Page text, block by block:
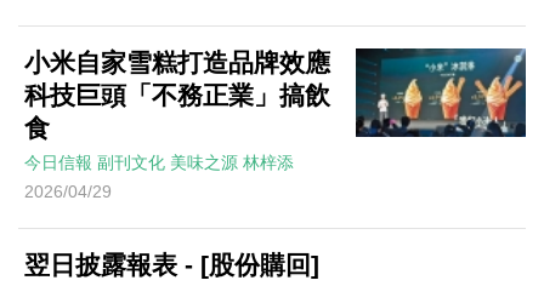
小米自家雪糕打造品牌效應
科技巨頭「不務正業」搞飲
食
今日信報 副刊文化 美味之源 林梓添
2026/04/29
翌日披露報表 - [股份購回]